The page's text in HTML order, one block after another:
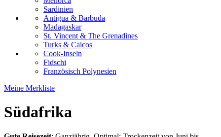
Sardinien
Antigua & Barbuda
Madagaskar
St. Vincent & The Grenadines
Turks & Caicos
Cook-Inseln
Fidschi
Französisch Polynesien
Meine Merkliste
Südafrika